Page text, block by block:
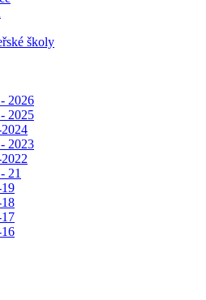
školy
2026
2025
2023
21